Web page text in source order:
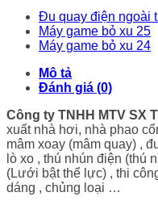
Đu quay điện ngoài
Máy game bỏ xu 25
Máy game bỏ xu 24
Mô tả
Đánh giá (0)
Công ty TNHH MTV SX
xuất nhà hơi, nhà phao
mâm xoay (mâm quay) ,
lò xo , thú nhún điện (thú
(Lưới bật thể lực) , thi
dáng , chủng loại …